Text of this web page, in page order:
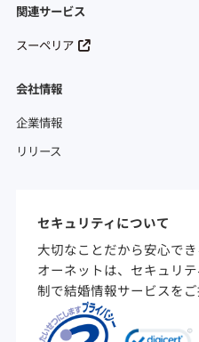
関連サービス
スーペリア
会社情報
企業情報
リリース
セキュリティについて
大切なことだから安心で
オーネットは、セキュリ
制で結婚情報サービスをご